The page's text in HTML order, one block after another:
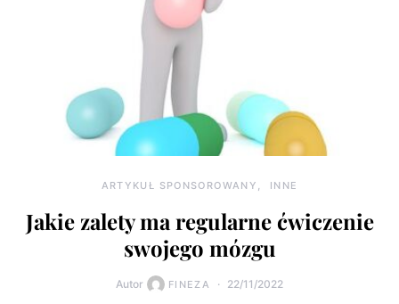
ARTYKUŁ SPONSOROWANY INNE
Jakie zalety ma regularne ćwiczenie
swojego mózgu
Autor FINEZA 22/11/2022